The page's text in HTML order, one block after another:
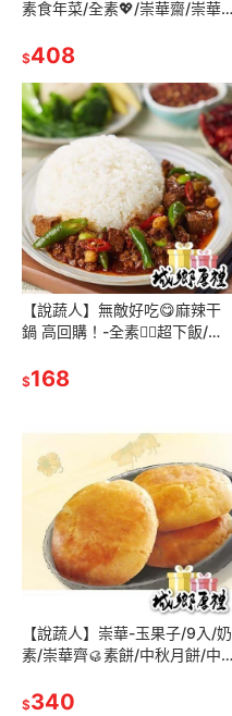
素食年菜/全素💖/崇華齋/崇華
菜預購/素食油飯/油飯
$408
【說蔬人】無敵好吃😋麻辣干
鍋 高回購！-全素👍🏻超下飯/素
吃！
$168
【說蔬人】崇華-玉果子/9入/奶
素/崇華齊🥮素餅/中秋月餅/中
素食禮盒/月餅🥮
$340